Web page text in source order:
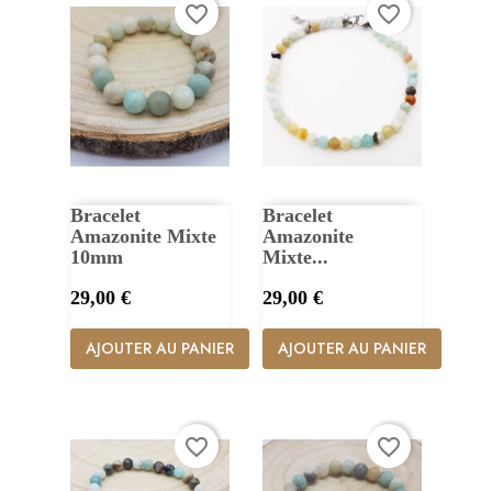
Bracelet
Amazonite Mixte
10mm
Prix
29,00 €
AJOUTER AU PANIER
favorite_border
Bracelet
Amazonite
Mixte...
Prix
29,00 €
AJOUTER AU PANIER
favorite_border
favorite_border favorite_border